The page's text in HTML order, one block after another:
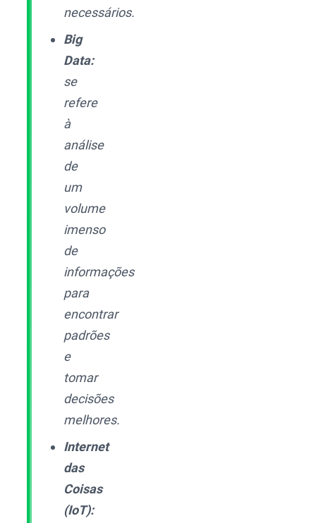
necessários.
Big
Data:
se
refere
à
análise
de
um
volume
imenso
de
informações
para
encontrar
padrões
e
tomar
decisões
melhores.
Internet
das
Coisas
(IoT):